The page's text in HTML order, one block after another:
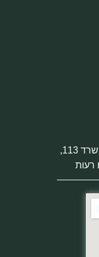
בניין רקיע | אגף A | קומה 1 | משרד 113,